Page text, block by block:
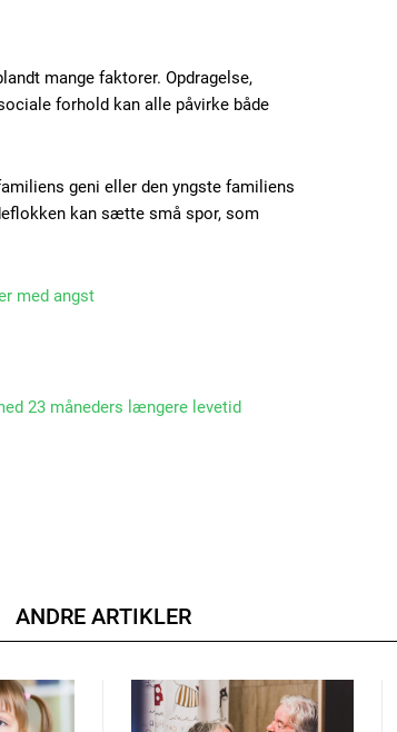
mange faktorer. Opdragelse,
forhold kan alle påvirke både
geni eller den yngste familiens
kan sætte små spor, som
med angst
23 måneders længere levetid
ANDRE ARTIKLER